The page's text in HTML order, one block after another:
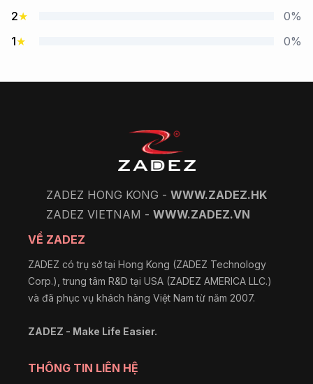
2★
0%
1★ 0%
ZADEZ HONG KONG - WWW.ZADEZ.HK
ZADEZ VIETNAM - WWW.ZADEZ.VN
VỀ ZADEZ
ZADEZ có trụ sở tại Hong Kong (ZADEZ Technology
Corp.), trung tâm R&D tại USA (ZADEZ AMERICA LLC.)
và đã phục vụ khách hàng Việt Nam từ năm 2007.
ZADEZ - Make Life Easier.
THÔNG TIN LIÊN HỆ